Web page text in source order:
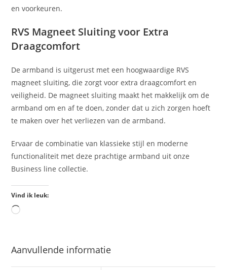
en voorkeuren.
RVS Magneet Sluiting voor Extra
Draagcomfort
De armband is uitgerust met een hoogwaardige RVS
magneet sluiting, die zorgt voor extra draagcomfort en
veiligheid. De magneet sluiting maakt het makkelijk om de
armband om en af te doen, zonder dat u zich zorgen hoeft
te maken over het verliezen van de armband.
Ervaar de combinatie van klassieke stijl en moderne
functionaliteit met deze prachtige armband uit onze
Business line collectie.
Vind ik leuk:
Aanvullende informatie